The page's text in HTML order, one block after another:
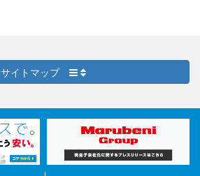
サイトマップ